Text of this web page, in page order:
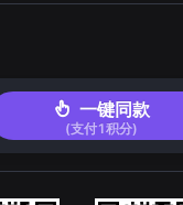
一键同款
(支付1积分)